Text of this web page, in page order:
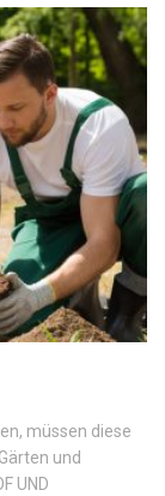
müssen diese
und
UND